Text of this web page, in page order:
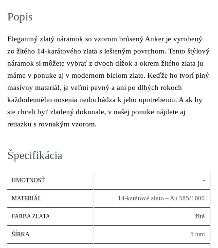
Popis
Elegantný zlatý náramok so vzorom brúsený Anker je vyrobený
zo žltého 14-karátového zlata s lešteným povrchom. Tento štýlový
náramok si môžete vybrať z dvoch dĺžok a okrem žltého zlata ju
máme v ponuke aj v modernom bielom zlate. Keďže ho tvorí plný
masívny materiál, je veľmi pevný a ani po dlhých rokoch
každodenného nosenia nedochádza k jeho opotrebeniu. A ak by
ste chceli byť zladený dokonale, v našej ponuke nájdete aj
retiazku s rovnakým vzorom.
Špecifikácia
HMOTNOSŤ -
MATERIÁL 14-karátové zlato – Au 585/1000
FARBA ZLATA žltá
ŠÍRKA 5 mm